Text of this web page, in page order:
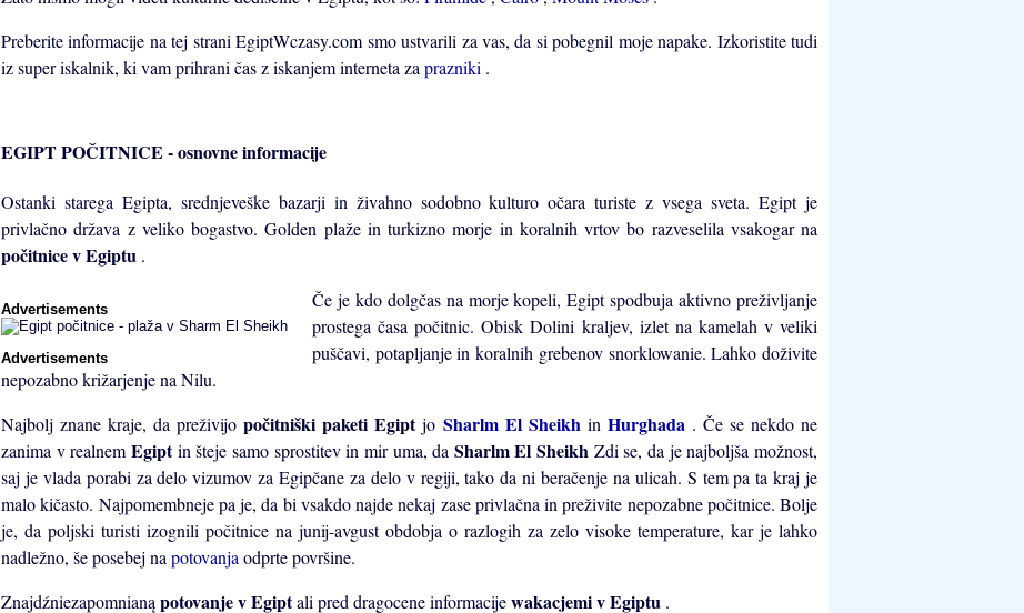
Preberite informacije na tej strani EgiptWczasy.com smo ustvarili za vas, da si pobegnil moje napake. Izkoristite tudi
iz super iskalnik, ki vam prihrani čas z iskanjem interneta za prazniki .
EGIPT POČITNICE - osnovne informacije
Ostanki starega Egipta, srednjeveške bazarji in živahno sodobno kulturo očara turiste z vsega sveta. Egipt je
privlačno država z veliko bogastvo. Golden plaže in turkizno morje in koralnih vrtov bo razveselila vsakogar na
počitnice v Egiptu .
Advertisements
Advertisements
Če je kdo dolgčas na morje kopeli, Egipt spodbuja aktivno preživljanje
prostega časa počitnic. Obisk Dolini kraljev, izlet na kamelah v veliki
puščavi, potapljanje in koralnih grebenov snorklowanie. Lahko doživite
nepozabno križarjenje na Nilu.
Najbolj znane kraje, da preživijopočitniški paketiEgiptjo Sharlm El Sheikh in Hurghada . Če se nekdo ne
zanima v realnem Egiptin šteje samo sprostitev in mir uma, da Sharlm El Sheikh Zdi se, da je najboljša možnost,
saj je vlada porabi za delo vizumov za Egipčane za delo v regiji, tako da ni beračenje na ulicah. S tem pa ta kraj je
malo kičasto. Najpomembneje pa je, da bi vsakdo najde nekaj zase privlačna in preživite nepozabne počitnice. Bolje
je, da poljski turisti izognili počitnice na junij-avgust obdobja o razlogih za zelo visoke temperature, kar je lahko
nadležno, še posebej na potovanja odprte površine.
Znajdźniezapomnianąpotovanje v Egiptali pred dragocene informacijewakacjemi v Egiptu .